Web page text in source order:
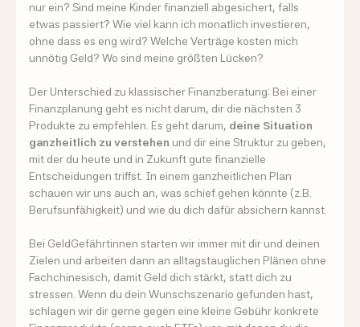
nur ein? Sind meine Kinder finanziell abgesichert, falls
etwas passiert? Wie viel kann ich monatlich investieren,
ohne dass es eng wird? Welche Verträge kosten mich
unnötig Geld? Wo sind meine größten Lücken?
Der Unterschied zu klassischer Finanzberatung: Bei einer
Finanzplanung geht es nicht darum, dir die nächsten 3
Produkte zu empfehlen. Es geht darum, deine Situation
ganzheitlich zu verstehen und dir eine Struktur zu geben,
mit der du heute und in Zukunft gute finanzielle
Entscheidungen triffst. In einem ganzheitlichen Plan
schauen wir uns auch an, was schief gehen könnte (z.B.
Berufsunfähigkeit) und wie du dich dafür absichern kannst.
Bei GeldGefährtinnen starten wir immer mit dir und deinen
Zielen und arbeiten dann an alltagstauglichen Plänen ohne
Fachchinesisch, damit Geld dich stärkt, statt dich zu
stressen. Wenn du dein Wunschszenario gefunden hast,
schlagen wir dir gerne gegen eine kleine Gebühr konkrete